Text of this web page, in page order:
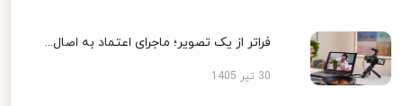
فراتر از یک تصویر؛ ماجرای اعتماد به اصال...
30 تیر 1405